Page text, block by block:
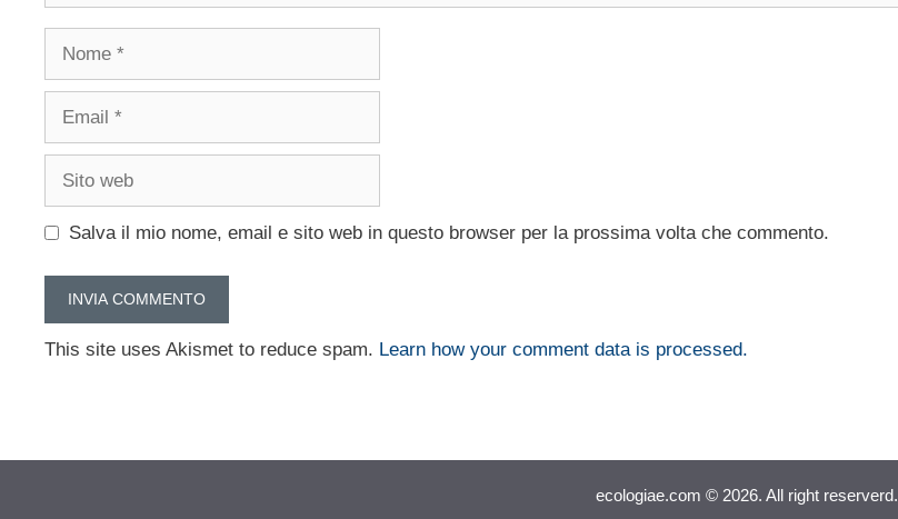
Salva il mio nome, email e sito web in questo browser per la prossima volta che commento.
This site uses Akismet to reduce spam. Learn how your comment data is processed.
ecologiae.com © 2026. All right reserverd.